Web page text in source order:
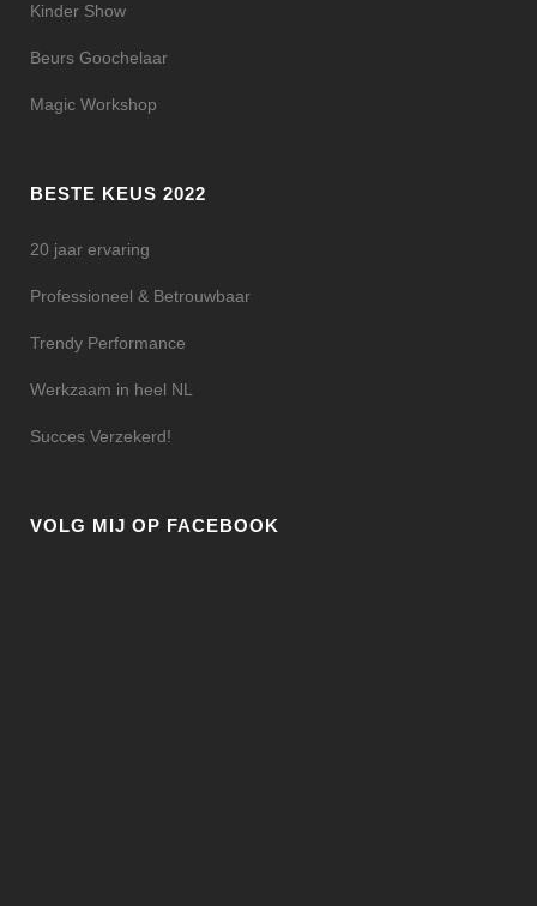
Kinder Show
Beurs Goochelaar
Magic Workshop
BESTE KEUS 2022
20 jaar ervaring
Professioneel & Betrouwbaar
Trendy Performance
Werkzaam in heel NL
Succes Verzekerd!
VOLG MIJ OP FACEBOOK